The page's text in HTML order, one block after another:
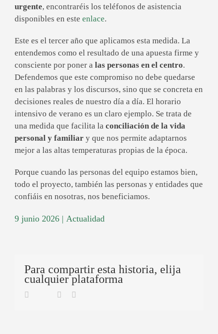
urgente, encontraréis los teléfonos de asistencia
disponibles en este enlace.
Este es el tercer año que aplicamos esta medida. La
entendemos como el resultado de una apuesta firme y
consciente por poner a las personas en el centro.
Defendemos que este compromiso no debe quedarse
en las palabras y los discursos, sino que se concreta en
decisiones reales de nuestro día a día. El horario
intensivo de verano es un claro ejemplo. Se trata de
una medida que facilita la conciliación de la vida
personal y familiar y que nos permite adaptarnos
mejor a las altas temperaturas propias de la época.
Porque cuando las personas del equipo estamos bien,
todo el proyecto, también las personas y entidades que
confiáis en nosotras, nos beneficiamos.
9 junio 2026 | Actualidad
Para compartir esta historia, elija
cualquier plataforma
Facebook
TwitterLinkedin